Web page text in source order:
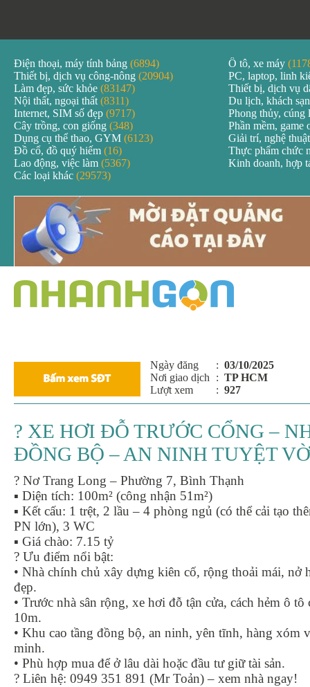
Điện thoại, máy tính bảng (6894) Ô tô, xe máy
Thiết bị, dịch vụ công-nông (20904)
PC, laptop, linh
Làm đẹp, sức khỏe (83147)
Thiết bị, dịch vụ
Nội thất, ngoại thất (8311)
Du lịch, khách
Internet, SIM số đẹp (9717)
Phong thủy, cúng
Cây trồng, con giống (348)
Phần mềm, game
Dụng cụ thể thao, GYM (6123)
Giải trí, nghệ
Đồ cổ, đồ quý hiếm (16)
Thực phẩm chức
Lao động, việc làm (5367)
Kinh doanh, hợp
Các loại khác (29573)
Ngày đăng : 03/10/2025
Nơi giao dịch : TP HCM
Lượt xem
: 927
? XE HƠI ĐỖ TRƯỚC CỔNG –
ĐỒNG BỘ – AN NINH TUYỆT
? Nơ Trang Long – Phường 7, Bình Thạnh
▪ Diện tích: 100m² (công nhận 51m²)
▪ Kết cấu: 1 trệt, 2 lầu – 4 phòng ngủ (có thể cải tạo
PN lớn), 3 WC
▪ Giá chào: 7.15 tỷ
? Ưu điểm nổi bật:
• Nhà chính chủ xây dựng kiên cố, rộng thoải mái, nở
đẹp.
• Trước nhà sân rộng, xe hơi đỗ tận cửa, cách hẻm ô tô
10m.
• Khu cao tầng đồng bộ, an ninh, yên tĩnh, hàng xóm
minh.
• Phù hợp mua để ở lâu dài hoặc đầu tư giữ tài sản.
? Liên hệ: 0949 351 891 (Mr Toản) – xem nhà ngay!